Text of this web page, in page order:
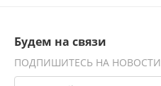
Будем на связи
ПОДПИШИТЕСЬ НА НОВОСТИ